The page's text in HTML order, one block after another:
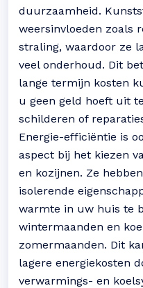
duurzaamheid.
weersinvloeden zoals
straling, waardoor ze
veel onderhoud. Dit
lange termijn kosten
u geen geld hoeft uit
schilderen of
Energie-efficiëntie is
aspect bij het kiezen
en kozijnen. Ze
isolerende
warmte in uw huis te
wintermaanden en
zomermaanden. Dit
lagere energiekosten
verwarmings- en